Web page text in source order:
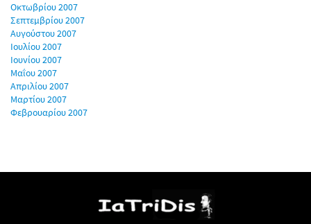
Οκτωβρίου 2007
Σεπτεμβρίου 2007
Αυγούστου 2007
Ιουλίου 2007
Ιουνίου 2007
Μαΐου 2007
Απριλίου 2007
Μαρτίου 2007
Φεβρουαρίου 2007